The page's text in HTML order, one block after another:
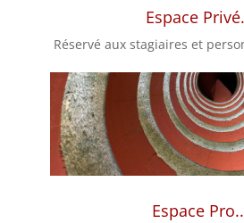
Espace
Réservé aux stagiaires et
Espace